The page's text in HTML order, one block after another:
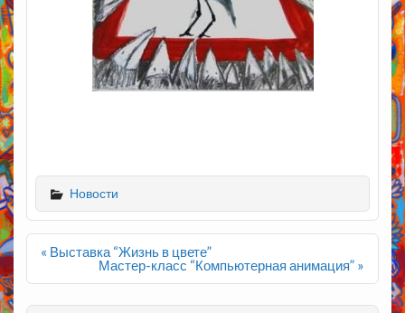
Новости
Навигация
« Выставка “Жизнь в цвете”
Мастер-класс “Компьютерная анимация” »